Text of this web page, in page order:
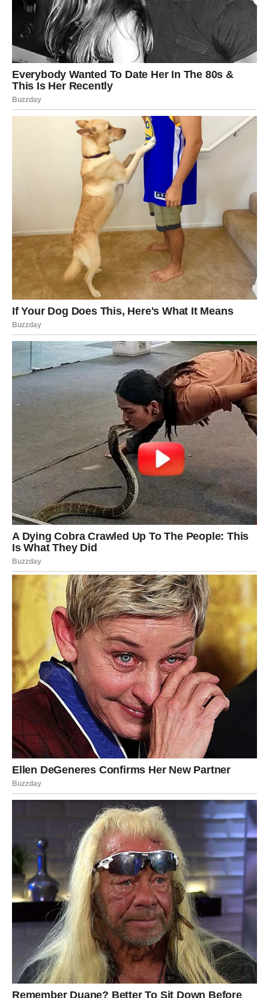
Na poslovnom planu, jedan razgovor može doneti priliku
koju niste očekivali.
Ovo je dan kada treba biti otvoren za nove mogućnosti.
Ribe
Ribe su znak koji je duboko povezan sa emocijama i
intuicijom. Danas ćete posebno snažno osećati energiju
Moguće je da ćete do kraja dana doživeti trenutak koji će
vam pokazati koliko je važno verovati svom srcu.
U ljubavi se može pojaviti osoba koja će probuditi
emocije koje ste možda pokušavali da potisnete.
Ako ste u vezi, partner može iznenaditi gestom koji će
vam pokazati koliko mu značite.
Ovaj dan vam donosi priliku da shvatite da sudbina
ponekad radi u našu korist na načine koje ne možemo
odmah razumeti.